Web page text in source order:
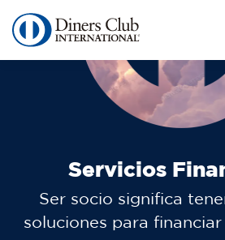
contenido
Servicios
Ser socio significa
soluciones para